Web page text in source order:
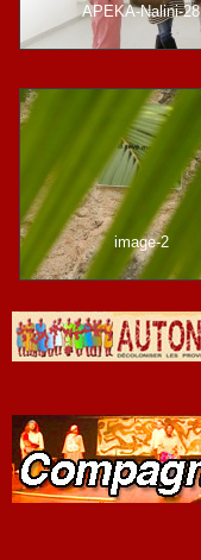
APEKA-Nalini-28
image-2